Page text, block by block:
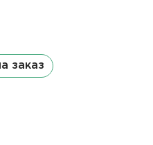
заказ